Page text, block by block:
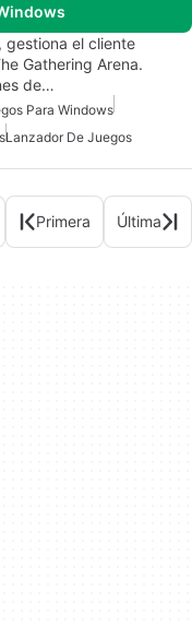
gestiona el cliente
Gathering Arena.
de…
Para Windows
Lanzador De Juegos
Primera Última